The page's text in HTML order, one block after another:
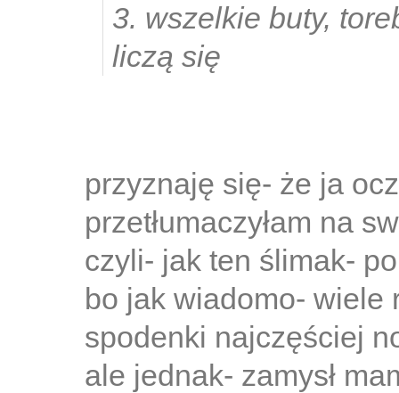
3. wszelkie buty,
liczą się
przyznaję się- że ja
przetłumaczyłam na
czyli- jak ten ślimak-
bo jak wiadomo- wiele
spodenki najczęściej
ale jednak- zamysł